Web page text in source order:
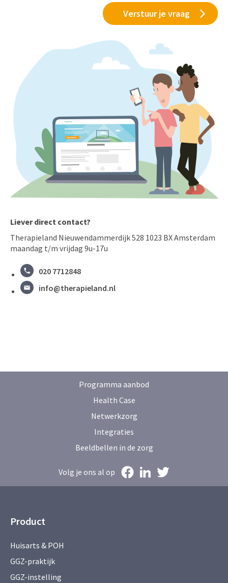
Liever direct contact?
Therapieland Nieuwendammerdijk 528 1023 BX Amsterdam
maandag t/m vrijdag 9u-17u
020 7712848
info@therapieland.nl
Programma aanbod
Health Case
Netwerkzorg
Integraties
Beeldbellen in de zorg
Volg je ons al op
Product
Huisarts & POH
GGZ-praktijk
GGZ-instelling